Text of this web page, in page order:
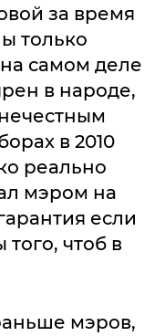
за время
только
самом деле
в народе,
в 2010
реально
мэром на
если
того, чтоб в
мэров,